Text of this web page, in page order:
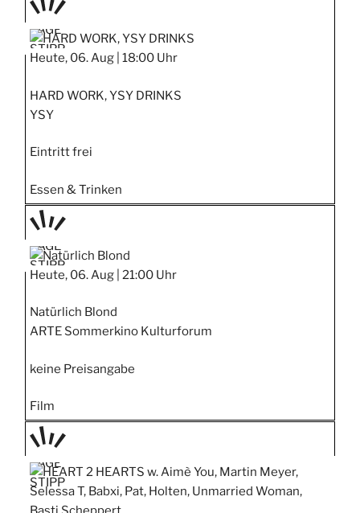
TAGE
STIPP
Heute, 06. Aug | 18:00 Uhr
HARD WORK, YSY DRINKS
YSY
Eintritt frei
Essen & Trinken
TAGE
STIPP
Heute, 06. Aug | 21:00 Uhr
Natürlich Blond
ARTE Sommerkino Kulturforum
keine Preisangabe
Film
TAGE
STIPP